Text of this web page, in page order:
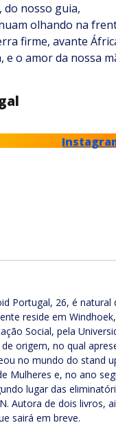
do nosso guia,
olhando na
firme, avante
o amor da nossa
Portugal, 26, é natural
reside em
Social, pela
origem, no qual
no mundo do stand
Mulheres e, no ano
lugar das
Autora de dois livros,
sairá em breve.